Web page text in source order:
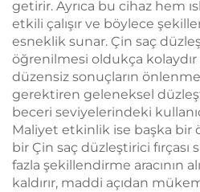
getirir. Ayrıca bu cihaz hem
etkili çalışır ve böylece
esneklik sunar. Çin saç
öğrenilmesi oldukça kolaydır
düzensiz sonuçların
gerektiren geleneksel
beceri seviyelerindeki
Maliyet etkinlik ise başka bir
bir Çin saç düzleştirici fırçası
fazla şekillendirme aracının
kaldırır, maddi açıdan